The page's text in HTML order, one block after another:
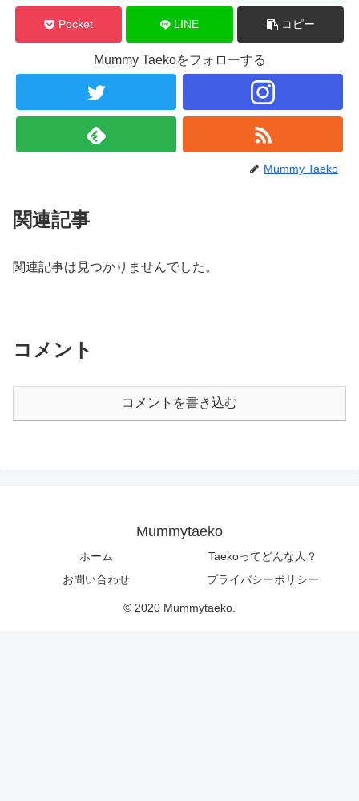
Pocket LINE コピー
Mummy Taekoをフォローする
Mummy Taeko
関連記事
関連記事は見つかりませんでした。
コメント
コメントを書き込む
Mummytaeko
ホーム
Taekoってどんな人？
お問い合わせ
プライバシーポリシー
© 2020 Mummytaeko.